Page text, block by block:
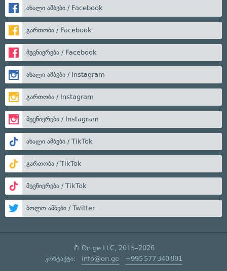
ახალი ამბები / Facebook
გართობა / Facebook
მეცნიერება / Facebook
ახალი ამბები / Instagram
გართობა / Instagram
მეცნიერება / Instagram
ახალი ამბები / TikTok
გართობა / TikTok
მეცნიერება / TikTok
ბოლო ამბები / Twitter
© On.ge LLC, 2015–2026
კონტაქტი: info@on.ge +995 577 340 891